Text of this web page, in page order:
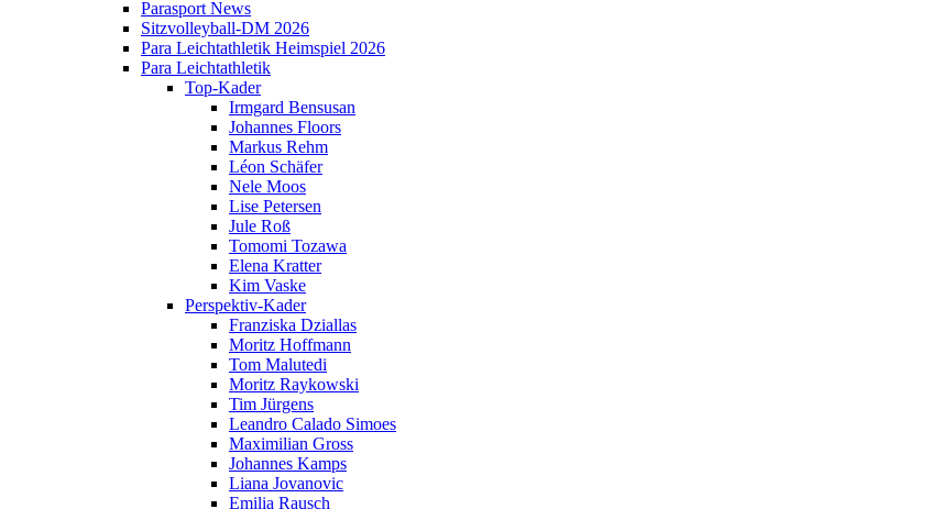
Parasport News
Sitzvolleyball-DM 2026
Para Leichtathletik Heimspiel 2026
Para Leichtathletik
Top-Kader
Irmgard Bensusan
Johannes Floors
Markus Rehm
Léon Schäfer
Nele Moos
Lise Petersen
Jule Roß
Tomomi Tozawa
Elena Kratter
Kim Vaske
Perspektiv-Kader
Franziska Dziallas
Moritz Hoffmann
Tom Malutedi
Moritz Raykowski
Tim Jürgens
Leandro Calado Simoes
Maximilian Gross
Johannes Kamps
Liana Jovanovic
Emilia Rausch